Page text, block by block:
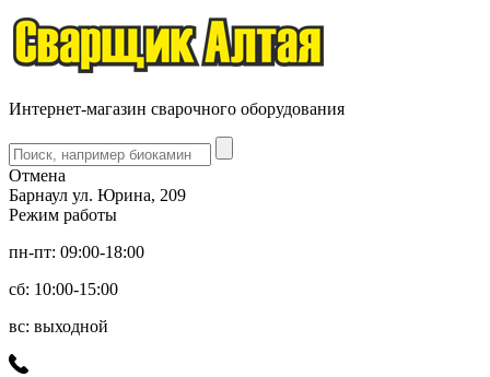
Интернет-магазин сварочного оборудования
Отмена
Барнаул ул. Юрина, 209
Режим работы
пн-пт: 09:00-18:00
сб: 10:00-15:00
вс: выходной